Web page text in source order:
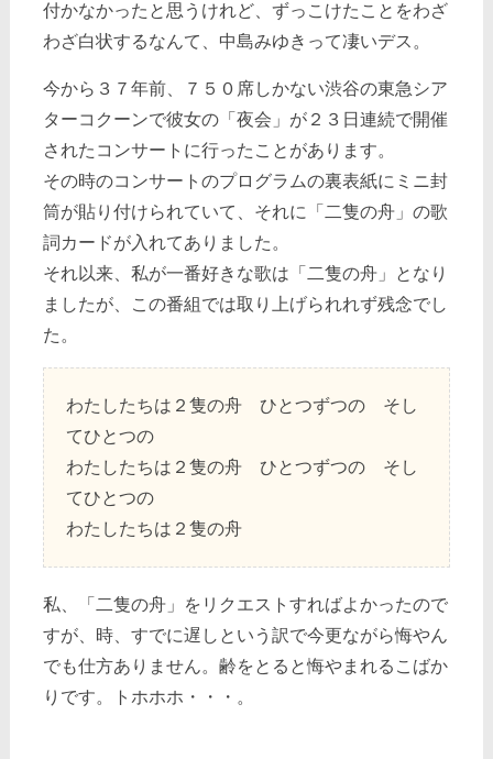
付かなかったと思うけれど、ずっこけたことをわざ
わざ白状するなんて、中島みゆきって凄いデス。
今から３７年前、７５０席しかない渋谷の東急シア
ターコクーンで彼女の「夜会」が２３日連続で開催
されたコンサートに行ったことがあります。
その時のコンサートのプログラムの裏表紙にミニ封
筒が貼り付けられていて、それに「二隻の舟」の歌
詞カードが入れてありました。
それ以来、私が一番好きな歌は「二隻の舟」となり
ましたが、この番組では取り上げられれず残念でし
た。
わたしたちは２隻の舟 ひとつずつの そし
てひとつの
わたしたちは２隻の舟 ひとつずつの そし
てひとつの
わたしたちは２隻の舟
私、「二隻の舟」をリクエストすればよかったので
すが、時、すでに遅しという訳で今更ながら悔やん
でも仕方ありません。齢をとると悔やまれるこばか
りです。トホホホ・・・。